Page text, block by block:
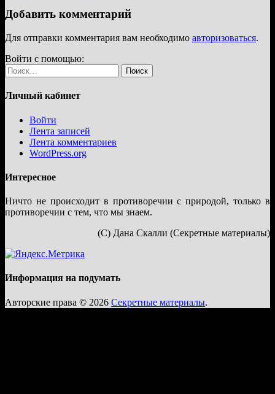
Добавить комментарий
Для отправки комментария вам необходимо авторизоваться.
Войти с помощью:
Найти:
Личный кабинет
Войти
Лента записей
Лента комментариев
WordPress.org
Интересное
Ничто не происходит в противоречии с природой, только в
противоречии с тем, что мы знаем.
(С) Дана Скалли (Секретные материалы)
Информация на подумать
Авторские права © 2026 Секретные материалы.